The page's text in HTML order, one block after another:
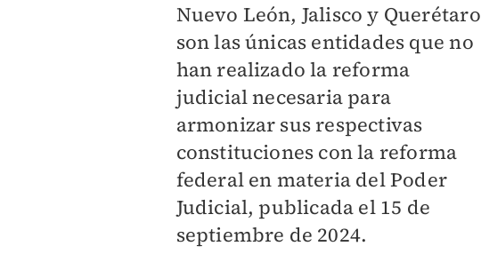
Nuevo León, Jalisco y Querétaro
son las únicas entidades que no
han realizado la reforma
judicial necesaria para
armonizar sus respectivas
constituciones con la reforma
federal en materia del Poder
Judicial, publicada el 15 de
septiembre de 2024.